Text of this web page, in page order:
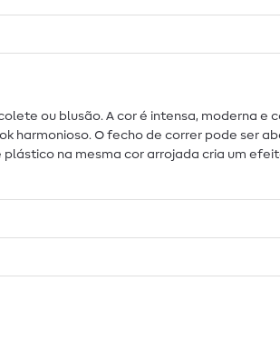
ou blusão. A cor é intensa, moderna e
harmonioso. O fecho de correr pode ser
na mesma cor arrojada cria um